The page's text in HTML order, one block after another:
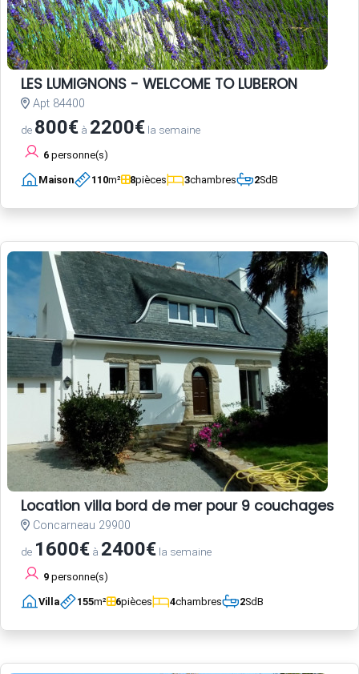
LES LUMIGNONS - WELCOME TO LUBERON
Apt 84400
de 800€ à 2200€ la semaine
6 personne(s)
Maison 110m² 8pièces 3chambres 2SdB
Location villa bord de mer pour 9 couchages
Concarneau 29900
de 1600€ à 2400€ la semaine
9 personne(s)
Villa 155m² 6pièces 4chambres 2SdB